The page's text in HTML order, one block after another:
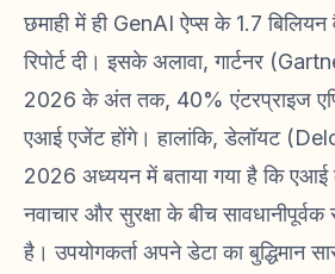
छमाही में ही GenAI ऐप्स के 1.7
रिपोर्ट दी। इसके अलावा, गार्टनर
2026 के अंत तक, 40% एंटरप्राइज
एआई एजेंट होंगे। हालांकि, डेलॉयट
2026 अध्ययन में बताया गया है कि
नवाचार और सुरक्षा के बीच
है। उपयोगकर्ता अपने डेटा का बुद्धिमान